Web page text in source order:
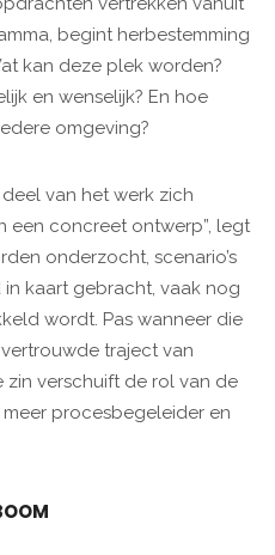
begint herbestemming
kan deze plek worden?
en wenselijk? En hoe
omgeving?
van het werk zich
een concreet ontwerp”, legt
onderzocht, scenario’s
kaart gebracht, vaak nog
wordt. Pas wanneer die
traject van
zin verschuift de rol van de
procesbegeleider en